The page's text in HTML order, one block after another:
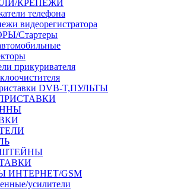
КРЕПЕЖИ
телефона
видеорегистратора
Стартеры
прикуривателя
DVB-T,ПУЛЬТЫ
ПРИСТАВКИ
ИНТЕРНЕТ/GSM
усилители